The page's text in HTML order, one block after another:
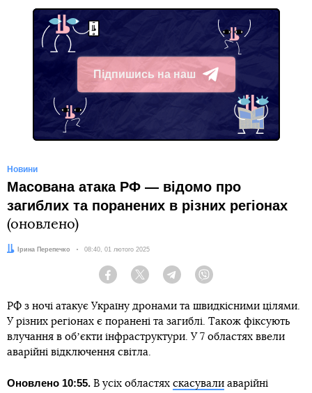
Підпишись на наш
Telegram
Новини
Масована атака РФ — відомо про
загиблих та поранених в різних регіонах
(оновлено)
Автор:Ірина Перепечко Дата:
08:40, 01 лютого 2025
Facebook Twitter Telegram
РФ з ночі атакує Україну дронами та швидкісними цілями.
У різних регіонах є поранені та загиблі. Також фіксують
влучання в обʼєкти інфраструктури. У 7 областях ввели
аварійні відключення світла.
Оновлено 10:55. В усіх областях скасували аварійні